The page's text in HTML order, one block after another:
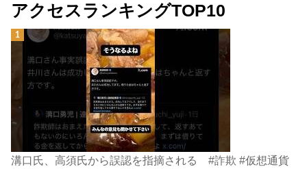
アクセスランキングTOP10
溝口氏、高須氏から誤認を指摘される #詐欺 #仮想通貨